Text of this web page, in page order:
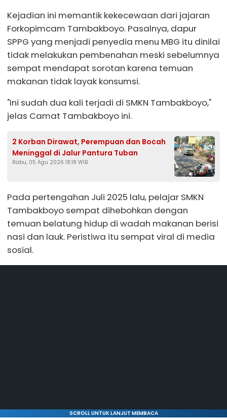
Kejadian ini memantik kekecewaan dari jajaran
Forkopimcam Tambakboyo. Pasalnya, dapur
SPPG yang menjadi penyedia menu MBG itu dinilai
tidak melakukan pembenahan meski sebelumnya
sempat mendapat sorotan karena temuan
makanan tidak layak konsumsi.
"Ini sudah dua kali terjadi di SMKN Tambakboyo,"
jelas Camat Tambakboyo ini.
2 Korban Dirawat, Perempuan dan Bocah
Meninggal di Jalur Pantura Tuban
Rabu, 05 Agu 2026 18:18 WIB
Pada pertengahan Juli 2025 lalu, pelajar SMKN
Tambakboyo sempat dihebohkan dengan
temuan belatung hidup di wadah makanan berisi
nasi dan lauk. Peristiwa itu sempat viral di media
sosial.
SCROLL UNTUK LANJUT MEMBACA